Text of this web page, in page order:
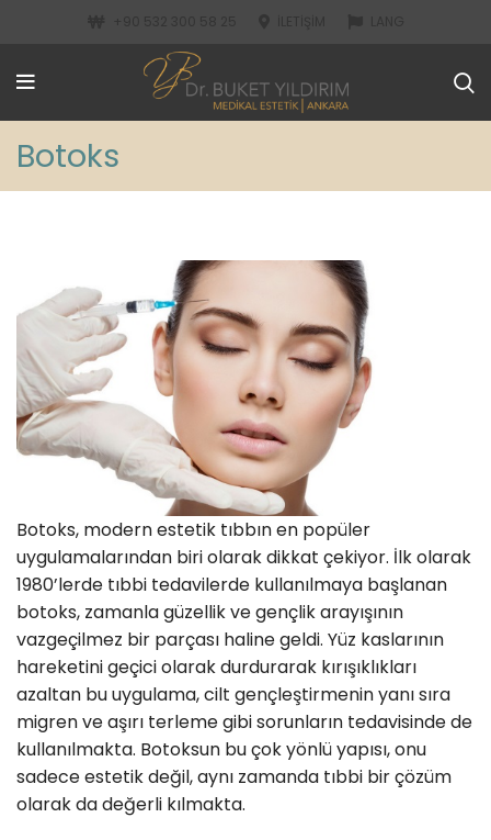
Botoks
Botoks, modern estetik tıbbın en popüler
uygulamalarından biri olarak dikkat çekiyor. İlk olarak
1980’lerde tıbbi tedavilerde kullanılmaya başlanan
botoks, zamanla güzellik ve gençlik arayışının
vazgeçilmez bir parçası haline geldi. Yüz kaslarının
hareketini geçici olarak durdurarak kırışıklıkları
azaltan bu uygulama, cilt gençleştirmenin yanı sıra
migren ve aşırı terleme gibi sorunların tedavisinde de
kullanılmakta. Botoksun bu çok yönlü yapısı, onu
sadece estetik değil, aynı zamanda tıbbi bir çözüm
olarak da değerli kılmakta.